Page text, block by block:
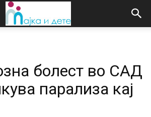
болест во САД
парализа кај